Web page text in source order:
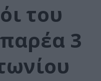
του
3